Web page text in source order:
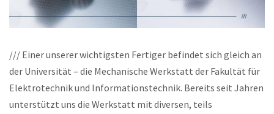
/// Einer unserer wichtigsten Fertiger befindet sich gleich an
der Universität – die Mechanische Werkstatt der Fakultät für
Elektrotechnik und Informationstechnik. Bereits seit Jahren
unterstützt uns die Werkstatt mit diversen, teils